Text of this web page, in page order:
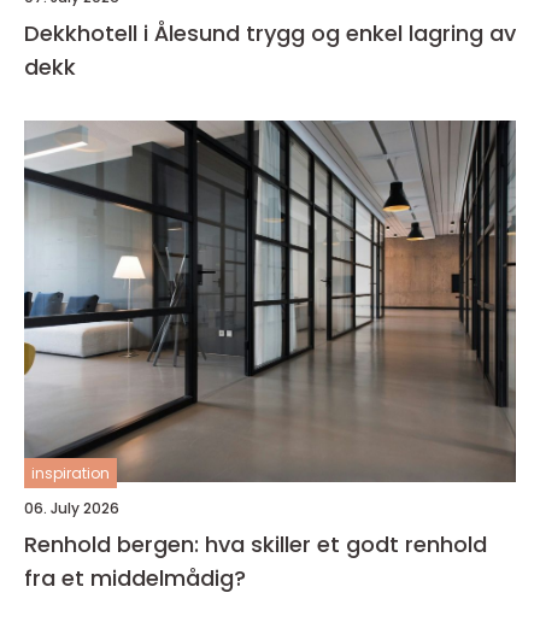
Dekkhotell i Ålesund trygg og enkel lagring av
dekk
inspiration
06. July 2026
Renhold bergen: hva skiller et godt renhold
fra et middelmådig?